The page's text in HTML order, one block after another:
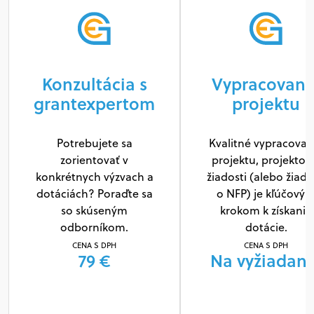
Konzultácia s
grantexpertom
Potrebujete sa
zorientovať v
konkrétnych výzvach a
dotáciách? Poraďte sa
so skúseným
odborníkom.
CENA S DPH
79 €
projektu
Kvalitné
projektu,
žiadosti (alebo
o NFP) je
krokom k získaniu
dotácie.
CENA S DPH
Na